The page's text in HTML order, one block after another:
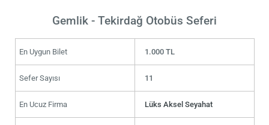
Gemlik - Tekirdağ Otobüs Seferi
En Uygun Bilet 1.000 TL
Sefer Sayısı 11
En Ucuz Firma Lüks Aksel Seyahat